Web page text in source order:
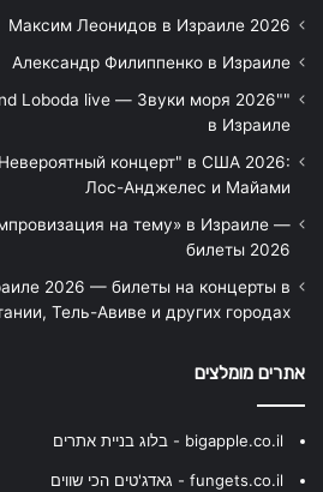
Максим Леонидов в Израиле 2026
Александр Филиппенко в Израиле
Loboda live — Звуки моря 2026"
в Израиле
концерт" в США 2026:
Лос-Анджелес и Майами
на тему» в Израиле —
билеты 2026
2026 — билеты на концерты в
Тель-Авиве и других городах
אתרים מומלצים
bigapple.co.il - בלוג בניית אתרים
fungets.co.il - גאדג'טים הכי שווים